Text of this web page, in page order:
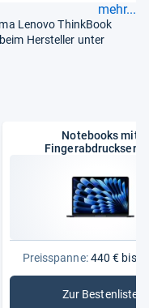
mehr...
Lenovo ThinkBook
Hersteller unter
Notebooks mit
Preisspanne:440 € bis
Zur Bestenliste
: